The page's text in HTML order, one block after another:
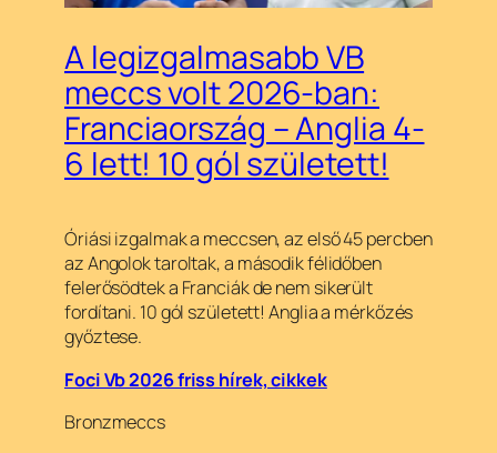
A legizgalmasabb VB
meccs volt 2026-ban:
Franciaország – Anglia 4-
6 lett! 10 gól született!
Óriási izgalmak a meccsen, az első 45 percben
az Angolok taroltak, a második félidőben
felerősödtek a Franciák de nem sikerült
fordítani. 10 gól született! Anglia a mérkőzés
győztese.
Foci Vb 2026 friss hírek, cikkek
Bronzmeccs